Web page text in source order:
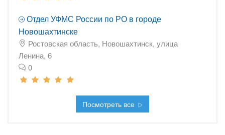
Отдел УФМС России по РО в городе
Новошахтинске
Ростовская область, Новошахтинск, улица
Ленина, 6
0
Посмотреть все